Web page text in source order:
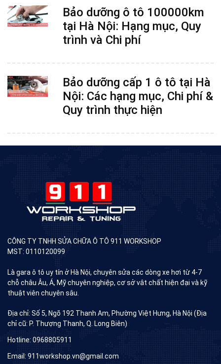
Bảo dưỡng ô tô 100000km
tại Hà Nội: Hạng mục, Quy
trình và Chi phí
Bảo dưỡng cấp 1 ô tô tại Hà
Nội: Các hạng mục, Chi phí &
Quy trình thực hiện
CÔNG TY TNHH SỬA CHỮA Ô TÔ 911 WORKSHOP
MST: 0110120099
Là gara ô tô uy tín ở Hà Nội, chuyên sửa các dòng xe hơi từ 4-7
chỗ châu Âu, Á, Mỹ chuyên nghiệp, cơ sở vât chất hiện đại và kỹ
thuật viên chuyên sâu.
Địa chỉ: Số 5, Ngõ 192 Thanh Am, Phường Việt Hưng, Hà Nội (Địa
chỉ cũ: P. Thượng Thanh, Q. Long Biên)
Hotline: 0968805911
Email: 911workshop.vn@gmail.com